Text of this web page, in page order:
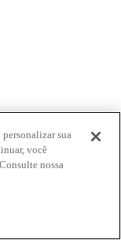
personalizar sua
você
nossa